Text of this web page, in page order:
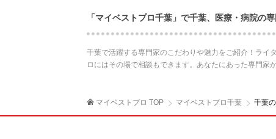
「マイベストプロ千葉」で千葉、医療・病院の
千葉で活躍する専門家のこだわりや魅力をご紹介！ライ
ロにはその場で相談もできます。あなたにあった専門家
マイベストプロ TOP マイベストプロ千葉 千葉